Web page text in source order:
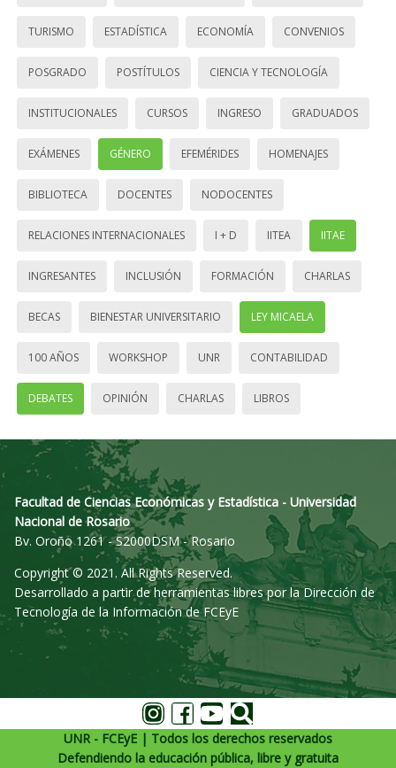
TURISMO ESTADÍSTICA ECONOMÍA CONVENIOS
POSGRADO POSTÍTULOS CIENCIA Y TECNOLOGÍA
INSTITUCIONALES CURSOS INGRESO GRADUADOS
EXÁMENES GÉNERO EFEMÉRIDES HOMENAJES
BIBLIOTECA DOCENTES NODOCENTES
RELACIONES INTERNACIONALES I + D IITEA IITAE
INGRESANTES INCLUSIÓN FORMACIÓN CHARLAS
BECAS BIENESTAR UNIVERSITARIO LEY MICAELA
100 AÑOS WORKSHOP UNR CONTABILIDAD
DEBATES OPINIÓN CHARLAS LIBROS
Facultad de Ciencias Económicas y Estadística - Universidad
Nacional de Rosario
Bv. Oroño 1261 - S2000DSM - Rosario
Copyright © 2021. All Rights Reserved.
Desarrollado a partir de herramientas libres por la Dirección de
Tecnología de la Información de FCEyE
UNR - FCEyE | Todos los derechos reservados
Defendiendo la educación pública, libre y gratuita